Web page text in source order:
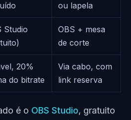
ou lapela
Studio
OBS + mesa
de corte
20%
do bitrate
Via cabo, com
link reserva
é o OBS Studio, gratuito